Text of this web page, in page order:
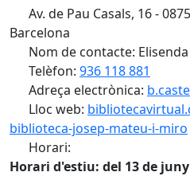
Av. de Pau Casals, 16 -
Barcelona
Nom de contacte:
Telèfon: 936 118 881
Adreça electrònica:
Lloc web:
biblioteca-josep-mateu-i-miro
Horari:
Horari d'estiu: del 13 de